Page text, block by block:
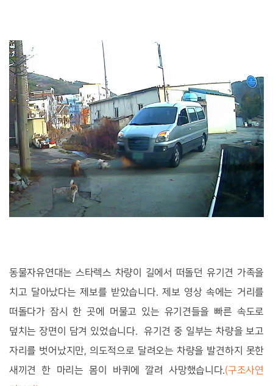
동물자유연대는 스타렉스 차량이 길에서 떠돌던 유기견 가족을
치고 달아났다는 제보를 받았습니다. 제보 영상 속에는 거리를
떠돌다가 잠시 한 곳에 머물고 있는 유기견들을 빠른 속도로
덮치는 장면이 담겨 있었습니다. 유기견 중 일부는 차량을 보고
자리를 벗어났지만, 의도적으로 달려오는 차량을 발견하지 못한
새끼견 한 마리는 몸이 바퀴에 깔려 사망했습니다.(구조사연